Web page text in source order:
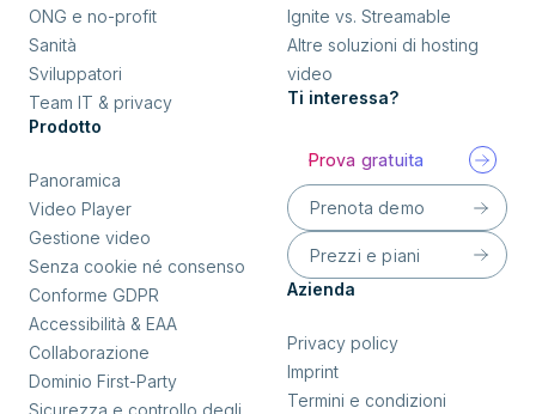
ONG e no-profit
Sanità
Sviluppatori
Team IT & privacy
Prodotto
Panoramica
Video Player
Gestione video
Senza cookie né consenso
Conforme GDPR
Accessibilità & EAA
Collaborazione
Dominio First-Party
Sicurezza e controllo degli
Ignite vs. Streamable
Altre soluzioni di hosting
video
Ti interessa?
Prova gratuita
Prenota demo
Prezzi e piani
Azienda
Privacy policy
Imprint
Termini e condizioni